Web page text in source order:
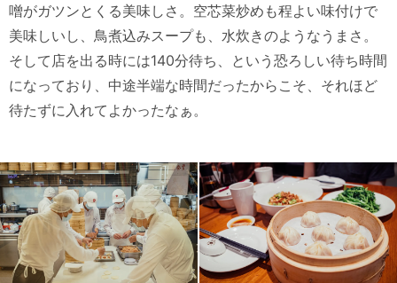
噌がガツンとくる美味しさ。空芯菜炒めも程よい味付けで
美味しいし、鳥煮込みスープも、水炊きのようなうまさ。
そして店を出る時には140分待ち、という恐ろしい待ち時間
になっており、中途半端な時間だったからこそ、それほど
待たずに入れてよかったなぁ。